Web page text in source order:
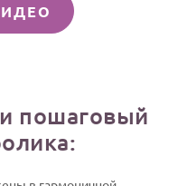
пошаговый